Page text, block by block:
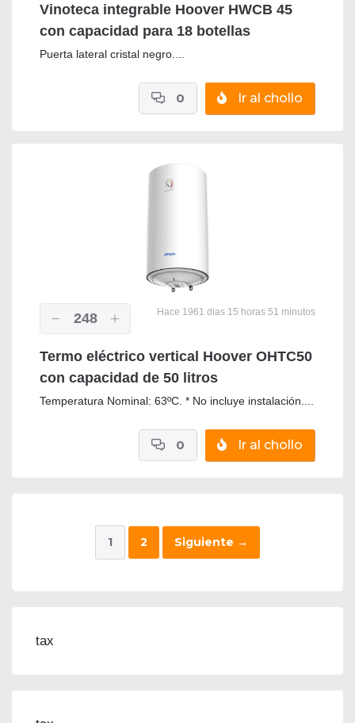
Vinoteca integrable Hoover HWCB 45
con capacidad para 18 botellas
Puerta lateral cristal negro....
Ir al chollo
0
248 Hace 1961 dias 15 horas 51 minutos
Termo eléctrico vertical Hoover OHTC50
con capacidad de 50 litros
Temperatura Nominal: 63ºC. * No incluye instalación....
Ir al chollo
0
1 2 Siguiente →
tax